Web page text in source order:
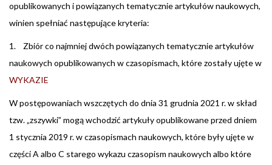
opublikowanych i powiązanych tematycznie artykułów naukowych,
winien spełniać następujące kryteria:
1. Zbiór co najmniej dwóch powiązanych tematycznie artykułów
naukowych opublikowanych w czasopismach, które zostały ujęte w
WYKAZIE
W postępowaniach wszczętych do dnia 31 grudnia 2021 r. w skład
tzw. „zszywki” mogą wchodzić artykuły opublikowane przed dniem
1 stycznia 2019 r. w czasopismach naukowych, które były ujęte w
części A albo C starego wykazu czasopism naukowych albo które